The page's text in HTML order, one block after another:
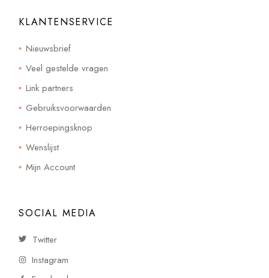
KLANTENSERVICE
Nieuwsbrief
Veel gestelde vragen
Link partners
Gebruiksvoorwaarden
Herroepingsknop
Wenslijst
Mijn Account
SOCIAL MEDIA
Twitter
Instagram